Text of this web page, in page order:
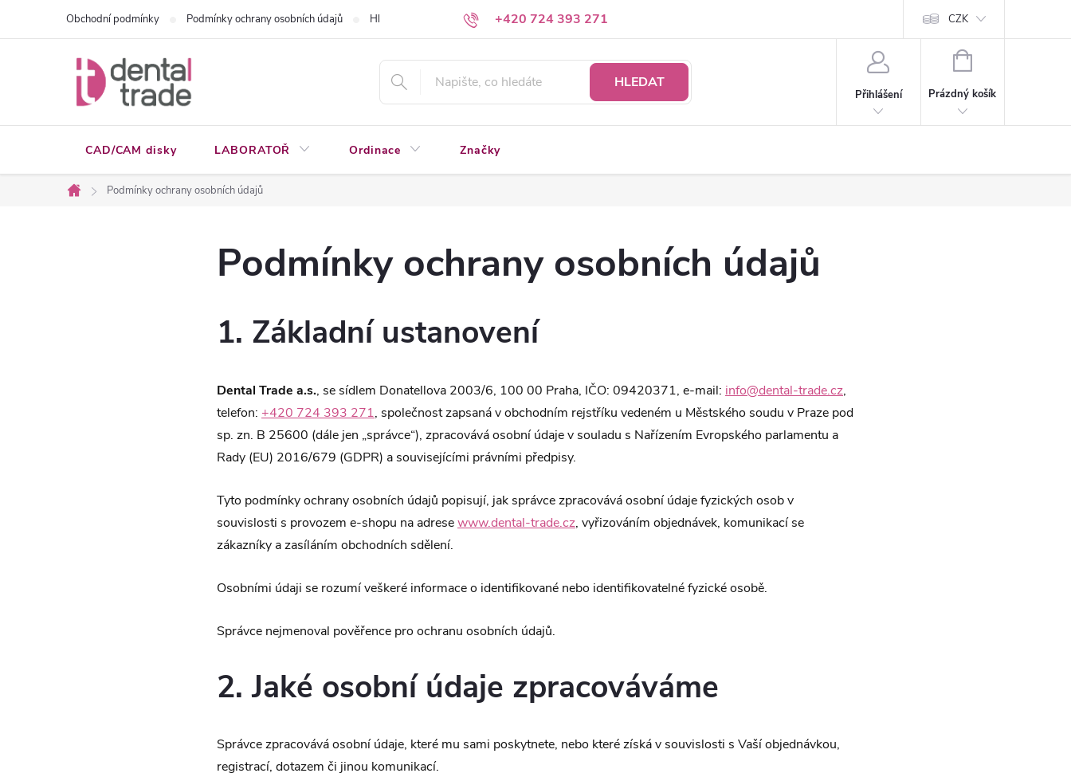
+420 724 393 271
Obchodní podmínky Podmínky ochrany osobních údajů Hledáte a nenacházíte? Napište nám CZK
HLEDAT
Přihlášení
NÁKUPNÍ
Prázdný košík
CAD/CAM disky LABORATOŘ Ordinace Značky
Domů
Podmínky ochrany osobních údajů
Podmínky ochrany osobních údajů
1. Základní ustanovení
Dental Trade a.s., se sídlem Donatellova 2003/6, 100 00 Praha, IČO: 09420371, e-mail: info@dental-trade.cz,
telefon: +420 724 393 271, společnost zapsaná v obchodním rejstříku vedeném u Městského soudu v Praze pod
sp. zn. B 25600 (dále jen „správce“), zpracovává osobní údaje v souladu s Nařízením Evropského parlamentu a
Rady (EU) 2016/679 (GDPR) a souvisejícími právními předpisy.
Tyto podmínky ochrany osobních údajů popisují, jak správce zpracovává osobní údaje fyzických osob v
souvislosti s provozem e-shopu na adresewww.dental-trade.cz, vyřizováním objednávek, komunikací se
zákazníky a zasíláním obchodních sdělení.
Osobními údaji se rozumí veškeré informace o identifikované nebo identifikovatelné fyzické osobě.
Správce nejmenoval pověřence pro ochranu osobních údajů.
2. Jaké osobní údaje zpracováváme
Správce zpracovává osobní údaje, které mu sami poskytnete, nebo které získá v souvislosti s Vaší objednávkou,
registrací, dotazem či jinou komunikací.